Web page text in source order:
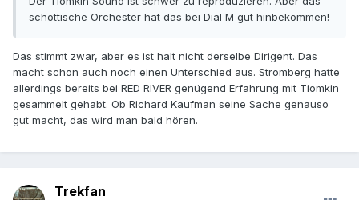
schottische Orchester hat das bei Dial M gut hinbekommen!
Das stimmt zwar, aber es ist halt nicht derselbe Dirigent. Das
macht schon auch noch einen Unterschied aus. Stromberg hatte
allerdings bereits bei RED RIVER genügend Erfahrung mit Tiomkin
gesammelt gehabt. Ob Richard Kaufman seine Sache genauso
gut macht, das wird man bald hören.
Trekfan